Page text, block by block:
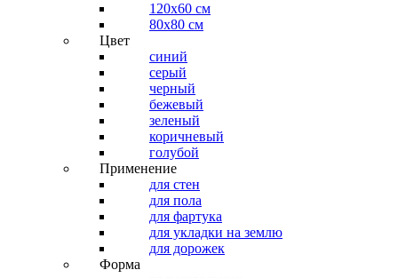
120x60 см
80x80 см
Цвет
синий
серый
черный
бежевый
зеленый
коричневый
голубой
Применение
для стен
для пола
для фартука
для укладки на землю
для дорожек
Форма